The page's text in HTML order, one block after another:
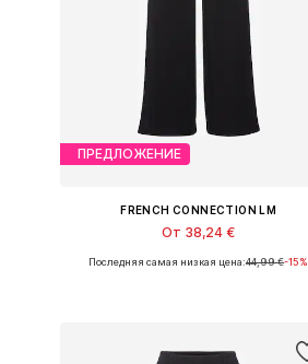
ПРЕДЛОЖЕНИЕ
FRENCH CONNECTION LM
От 38,24 €
Доступные размеры: 32-34, 44-46
Последняя самая низкая цена:44,99 €-15%